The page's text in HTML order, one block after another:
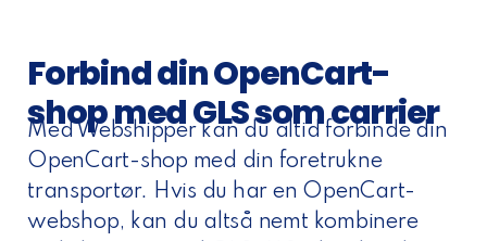
Forbind din OpenCart-
shop med GLS som carrier
Med Webshipper kan du altid forbinde din
OpenCart-shop med din foretrukne
transportør. Hvis du har en OpenCart-
webshop, kan du altså nemt kombinere